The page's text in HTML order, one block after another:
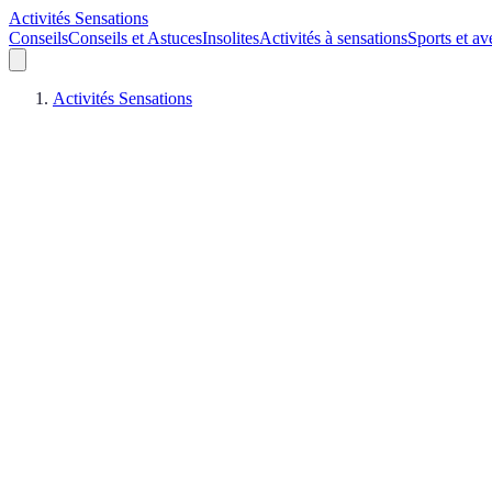
Activités Sensations
ConseilsConseils et AstucesInsolitesActivités à sensationsSports et
Activités Sensations